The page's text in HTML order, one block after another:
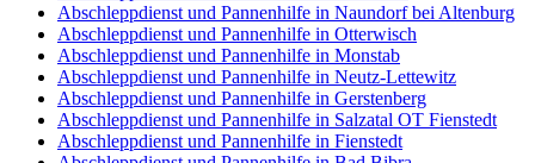
Abschleppdienst und Pannenhilfe in Naundorf bei Altenburg
Abschleppdienst und Pannenhilfe in Otterwisch
Abschleppdienst und Pannenhilfe in Monstab
Abschleppdienst und Pannenhilfe in Neutz-Lettewitz
Abschleppdienst und Pannenhilfe in Gerstenberg
Abschleppdienst und Pannenhilfe in Salzatal OT Fienstedt
Abschleppdienst und Pannenhilfe in Fienstedt